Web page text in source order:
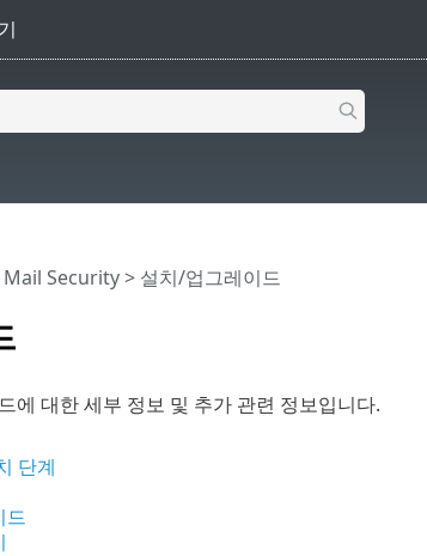
Mail Security> 설치/업그레이드
에 대한 세부 정보 및 추가 관련 정보입니다.
단계
드